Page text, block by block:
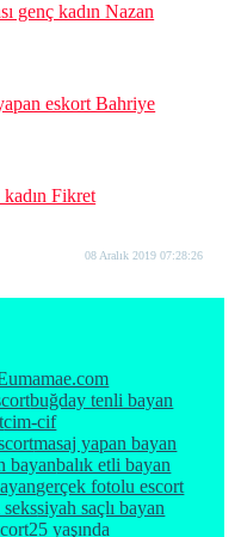
genç kadın Nazan
eskort Bahriye
kadın Fikret
08 Aralık 2019 07:28:26
buğday tenli bayan
cim-cif
masaj yapan bayan
bayanbalık etli bayan
gerçek fotolu escort
sekssiyah saçlı bayan
25 yaşında